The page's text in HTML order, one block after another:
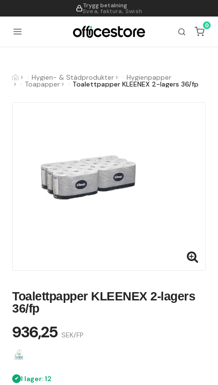
Trygg betalning
Svea, faktura, Swish
995
0
Hygien- & Städprodukter Hygienpapper
Toapapper Toalettpapper KLEENEX 2-lagers 36/fp
Toalettpapper KLEENEX 2-lagers
36/fp
936,25 SEK/FP
I lager: 12